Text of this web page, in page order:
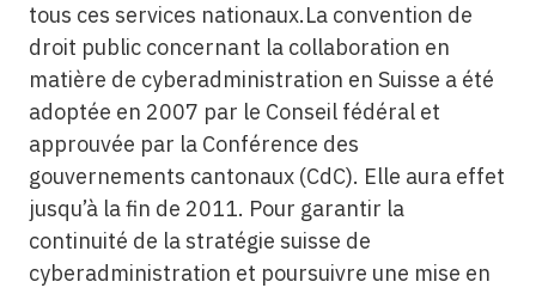
tous ces services nationaux.La convention de
droit public concernant la collaboration en
matière de cyberadministration en Suisse a été
adoptée en 2007 par le Conseil fédéral et
approuvée par la Conférence des
gouvernements cantonaux (CdC). Elle aura effet
jusqu’à la fin de 2011. Pour garantir la
continuité de la stratégie suisse de
cyberadministration et poursuivre une mise en